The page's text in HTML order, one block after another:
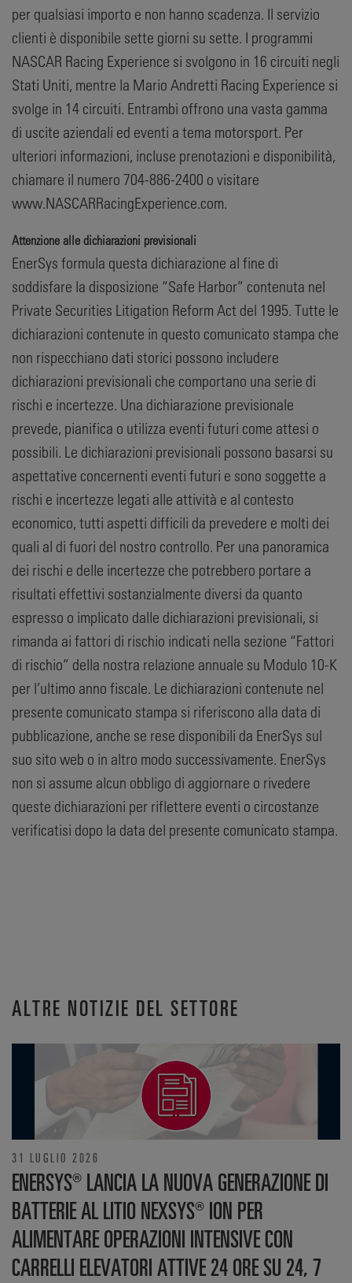
per qualsiasi importo e non hanno scadenza. Il servizio
clienti è disponibile sette giorni su sette. I programmi
NASCAR Racing Experience si svolgono in 16 circuiti negli
Stati Uniti, mentre la Mario Andretti Racing Experience si
svolge in 14 circuiti. Entrambi offrono una vasta gamma
di uscite aziendali ed eventi a tema motorsport. Per
ulteriori informazioni, incluse prenotazioni e disponibilità,
chiamare il numero 704-886-2400 o visitare
www.NASCARRacingExperience.com.
Attenzione alle dichiarazioni previsionali
EnerSys formula questa dichiarazione al fine di
soddisfare la disposizione “Safe Harbor” contenuta nel
Private Securities Litigation Reform Act del 1995. Tutte le
dichiarazioni contenute in questo comunicato stampa che
non rispecchiano dati storici possono includere
dichiarazioni previsionali che comportano una serie di
rischi e incertezze. Una dichiarazione previsionale
prevede, pianifica o utilizza eventi futuri come attesi o
possibili. Le dichiarazioni previsionali possono basarsi su
aspettative concernenti eventi futuri e sono soggette a
rischi e incertezze legati alle attività e al contesto
economico, tutti aspetti difficili da prevedere e molti dei
quali al di fuori del nostro controllo. Per una panoramica
dei rischi e delle incertezze che potrebbero portare a
risultati effettivi sostanzialmente diversi da quanto
espresso o implicato dalle dichiarazioni previsionali, si
rimanda ai fattori di rischio indicati nella sezione “Fattori
di rischio” della nostra relazione annuale su Modulo 10-K
per l’ultimo anno fiscale. Le dichiarazioni contenute nel
presente comunicato stampa si riferiscono alla data di
pubblicazione, anche se rese disponibili da EnerSys sul
suo sito web o in altro modo successivamente. EnerSys
non si assume alcun obbligo di aggiornare o rivedere
queste dichiarazioni per riflettere eventi o circostanze
verificatisi dopo la data del presente comunicato stampa.
ALTRE NOTIZIE DEL SETTORE
31 LUGLIO 2026
ENERSYS® LANCIA LA NUOVA GENERAZIONE DI
BATTERIE AL LITIO NEXSYS® ION PER
ALIMENTARE OPERAZIONI INTENSIVE CON
CARRELLI ELEVATORI ATTIVE 24 ORE SU 24, 7